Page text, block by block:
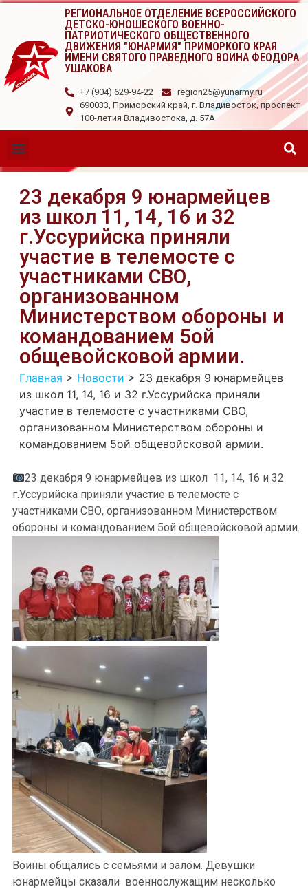
РЕГИОНАЛЬНОЕ ОТДЕЛЕНИЕ ВСЕРОССИЙСКОГО
ДЕТСКО-ЮНОШЕСКОГО ВОЕННО-
ПАТРИОТИЧЕСКОГО ОБЩЕСТВЕННОГО
ДВИЖЕНИЯ "ЮНАРМИЯ" ПРИМОРКОГО КРАЯ
ИМЕНИ СВЯТОГО ПРАВЕДНОГО ВОИНА ФЕОДОРА
УШАКОВА
+7 (904) 629-94-22
region25@yunarmy.ru
690033, Приморский край, г. Владивосток, проспект
100-летия Владивостока, д. 57А
23 декабря 9 юнармейцев
из школ 11, 14, 16 и 32
г.Уссурийска приняли
участие в телемосте с
участниками СВО,
организованном
Министерством обороны и
командованием 5ой
общевойсковой армии.
Главная > Новости > 23 декабря 9 юнармейцев
из школ 11, 14, 16 и 32 г.Уссурийска приняли
участие в телемосте с участниками СВО,
организованном Министерством обороны и
командованием 5ой общевойсковой армии.
23 декабря 9 юнармейцев из школ 11, 14, 16 и 32
г.Уссурийска приняли участие в телемосте с
участниками СВО, организованном Министерством
обороны и командованием 5ой общевойсковой армии.
Воины общались с семьями и залом. Девушки
юнармейцы сказали военнослужащим несколько